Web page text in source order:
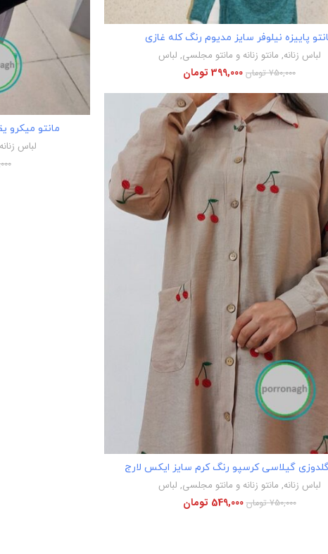
اطلاعات بیشتر
پاییزه نیلوفر سایز مدیوم رنگ کله غازی
لباس زنانه, مانتو زنانه و مانتو مجلسی, لباس
750,000 تومان 399,000 تومان
مانتو میکرو
لباس زنانه
اطلاعات بیشتر
گلدوزی گیلاسی کرسپو رنگ کرم سایز ایکس لارج
لباس زنانه, مانتو زنانه و مانتو مجلسی, لباس
750,000 تومان 549,000 تومان